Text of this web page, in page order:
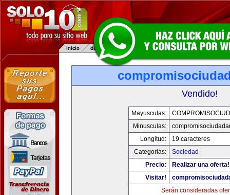
Vendido!
Mayusculas:
Minusculas:
Longitud:
19 caracteres
Categorias:
Sociedad
Precio:
Realizar una oferta!
Visitar!
Serán consideradas